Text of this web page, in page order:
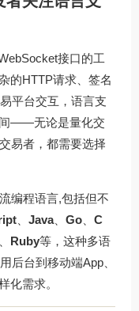
接口的工
的HTTP请求、签名
平台交互，语言支
间——无论是量化交
易者，都需要选择
编程语言,包括但不
Java、 Go
C
Ruby等，这种多语
后台到移动端App、
化需求。